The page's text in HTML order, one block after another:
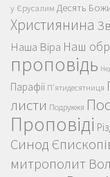
у Єрусалим Десять
Християнина
Наша Віра Наш
проповідь
Парафії П'ятидесятниця
листи Подружжя
Проповіді
Синод
митрополит